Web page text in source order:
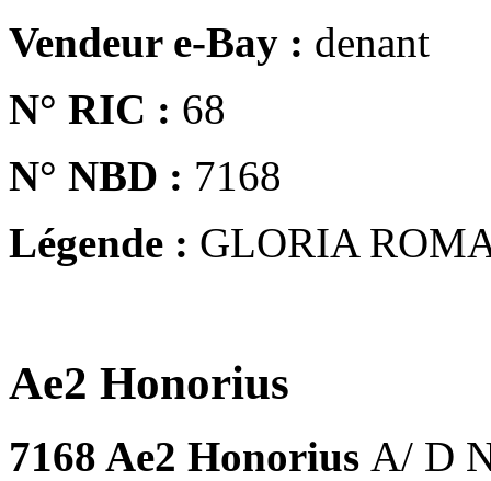
Vendeur e-Bay : denant
N° RIC : 68
N° NBD : 7168
Légende : GLORIA
Ae2 Honorius
7168 Ae2 Honorius A/ D